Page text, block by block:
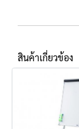
สินค้าเกี่ยวข้อง